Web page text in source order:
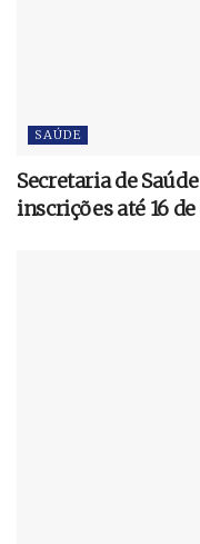
SAÚDE
Secretaria de
inscrições até 16